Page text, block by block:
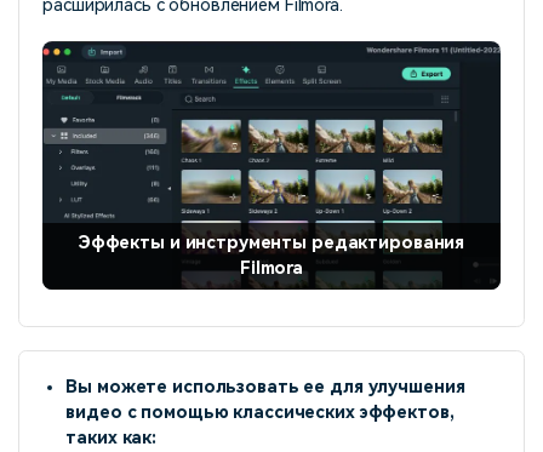
расширилась с обновлением Filmora.
Эффекты и инструменты редактирования
Filmora
Вы можете использовать ее для улучшения
видео с помощью классических эффектов,
таких как: